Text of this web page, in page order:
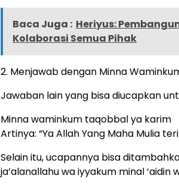
Baca Juga : Heriyus:
Kolaborasi Semua Pihak
2. Menjawab dengan Minna
Jawaban lain yang bisa diucapkan
Minna waminkum taqobbal ya karim
Artinya: “Ya Allah Yang Maha Mulia
Selain itu, ucapannya bisa
ja’alanallahu wa iyyakum minal ‘aidin